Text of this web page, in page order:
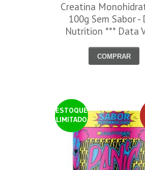
Creatina
100g Sem Sabor -
Nutrition *** Data
COMPRAR
ESTOQUE
LIMITADO